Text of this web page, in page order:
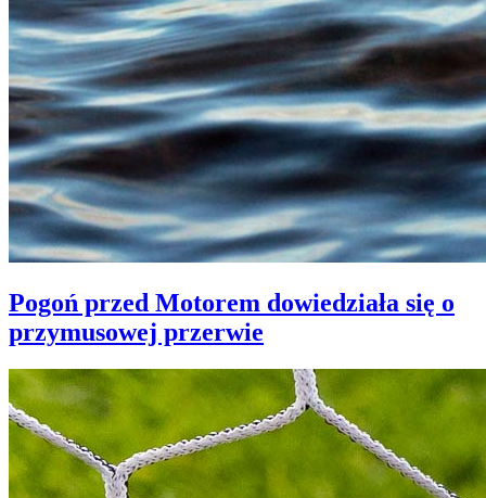
Pogoń przed Motorem dowiedziała się o
przymusowej przerwie